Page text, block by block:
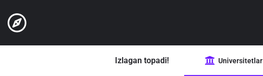
Izlagan topadi! Universitetlar